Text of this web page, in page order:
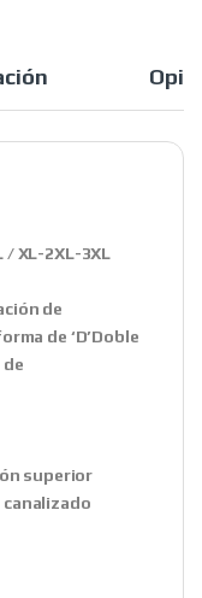
/ XL-2XL-3XL
de
de ‘D’Doble
superior